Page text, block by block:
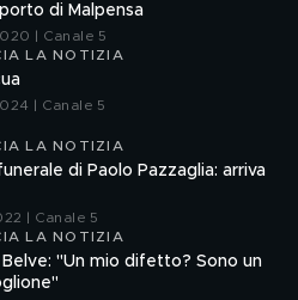
di Malpensa
| Canale 5
LA NOTIZIA
| Canale 5
LA NOTIZIA
di Paolo Pazzaglia: arriva
| Canale 5
LA NOTIZIA
Belve: "Un mio difetto? Sono un